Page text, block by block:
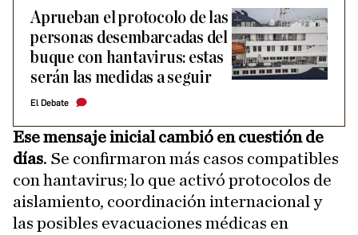
Aprueban el protocolo de las
personas desembarcadas del
buque con hantavirus: estas
serán las medidas a seguir
El Debate
Ese mensaje inicial cambió en cuestión de
días. Se confirmaron más casos compatibles
con hantavirus; lo que activó protocolos de
aislamiento, coordinación internacional y
las posibles evacuaciones médicas en